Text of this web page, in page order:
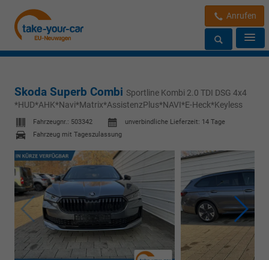
Anrufen
Skoda Superb Combi Sportline Kombi 2.0 TDI DSG 4x4
*HUD*AHK*Navi*Matrix*AssistenzPlus*NAVI*E-Heck*Keyless
Fahrzeugnr.: 503342 unverbindliche Lieferzeit: 14 Tage
Fahrzeug mit Tageszulassung